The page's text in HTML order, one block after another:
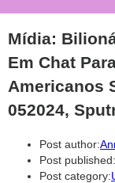
Mídia:
Em Chat
Americanos
052024,
Post author:
Post published:
Post category: